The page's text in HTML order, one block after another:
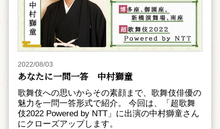
2022/08/03
あなたに一問一答 中村獅童
歌舞伎への思いからその素顔まで、歌舞伎俳優の
魅力を一問一答形式で紹介。 今回は、「超歌舞
伎2022 Powered by NTT」に出演の中村獅童さん
にクローズアップします。